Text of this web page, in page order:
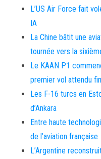
L’US Air Force fait
IA
La Chine bâtit une
tournée vers la
Le KAAN P1
premier vol attendu
Les F-16 turcs en
d’Ankara
Entre haute
de l’aviation française
L’Argentine